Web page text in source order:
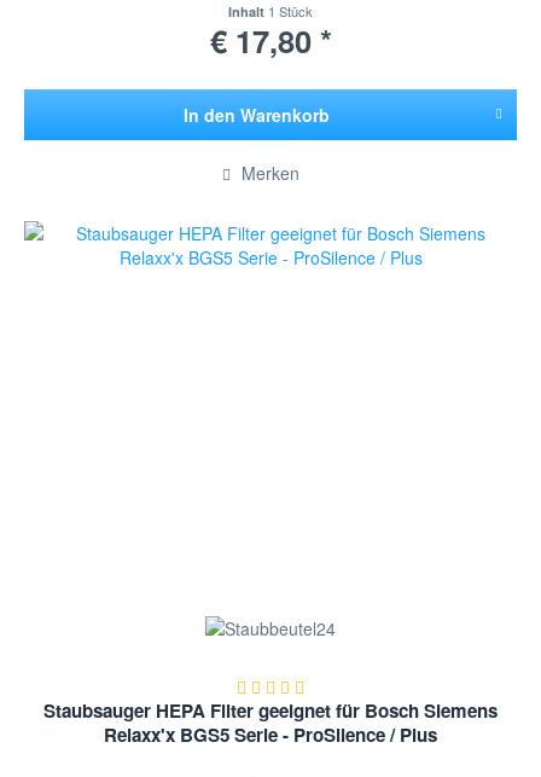
Inhalt 1 Stück
€ 17,80 *
In den Warenkorb
Merken
Staubsauger HEPA Filter geeignet für Bosch Siemens
Relaxx'x BGS5 Serie - ProSilence / Plus